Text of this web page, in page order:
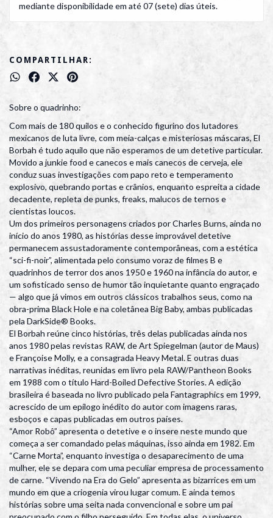
mediante disponibilidade em até 07 (sete) dias úteis.
COMPARTILHAR:
Sobre o quadrinho:
Com mais de 180 quilos e o conhecido figurino dos lutadores
mexicanos de luta livre, com meia-calças e misteriosas máscaras, El
Borbah é tudo aquilo que não esperamos de um detetive particular.
Movido a junkie food e canecos e mais canecos de cerveja, ele
conduz suas investigações com papo reto e temperamento
explosivo, quebrando portas e crânios, enquanto espreita a cidade
decadente, repleta de punks, freaks, malucos de ternos e
cientistas loucos.
Um dos primeiros personagens criados por Charles Burns, ainda no
início do anos 1980, as histórias desse improvável detetive
permanecem assustadoramente contemporâneas, com a estética
“sci-fi-noir”, alimentada pelo consumo voraz de filmes B e
quadrinhos de terror dos anos 1950 e 1960 na infância do autor, e
um sofisticado senso de humor tão inquietante quanto engraçado
— algo que já vimos em outros clássicos trabalhos seus, como na
obra-prima Black Hole e na coletânea Big Baby, ambas publicadas
pela DarkSide® Books.
El Borbah reúne cinco histórias, três delas publicadas ainda nos
anos 1980 pelas revistas RAW, de Art Spiegelman (autor de Maus)
e Françoise Molly, e a consagrada Heavy Metal. E outras duas
narrativas inéditas, reunidas em livro pela RAW/Pantheon Books
em 1988 com o título Hard-Boiled Defective Stories. A edição
brasileira é baseada no livro publicado pela Fantagraphics em 1999,
acrescido de um epílogo inédito do autor com imagens raras,
esboços e capas publicadas em outros países.
“Amor Robô” apresenta o detetive e o insere neste mundo que
começa a ser comandado pelas máquinas, isso ainda em 1982. Em
“Carne Morta”, enquanto investiga o desaparecimento de uma
mulher, ele se depara com uma peculiar empresa de processamento
de carne. “Vivendo na Era do Gelo” apresenta as bizarrices em um
mundo em que a criogenia virou lugar comum. E ainda temos
histórias sobre uma seita nada convencional e sobre um pai